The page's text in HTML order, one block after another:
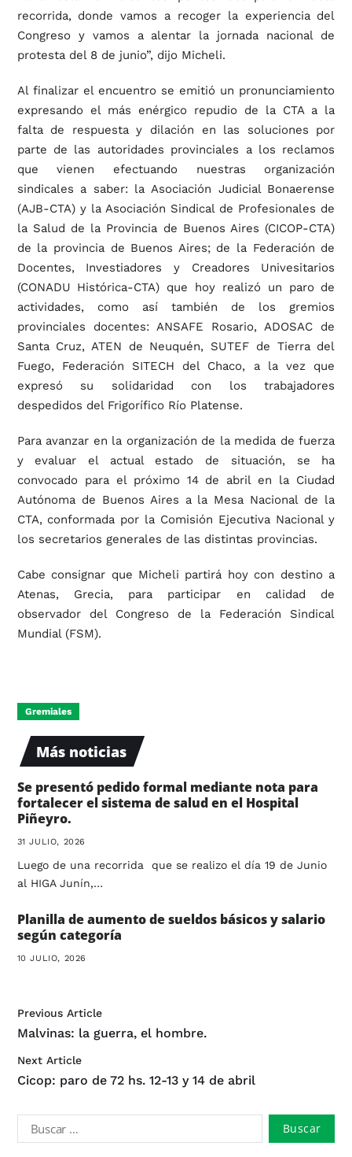
recorrida, donde vamos a recoger la experiencia del
Congreso y vamos a alentar la jornada nacional de
protesta del 8 de junio”, dijo Micheli.
Al finalizar el encuentro se emitió un pronunciamiento
expresando el más enérgico repudio de la CTA a la
falta de respuesta y dilación en las soluciones por
parte de las autoridades provinciales a los reclamos
que vienen efectuando nuestras organización
sindicales a saber: la Asociación Judicial Bonaerense
(AJB-CTA) y la Asociación Sindical de Profesionales de
la Salud de la Provincia de Buenos Aires (CICOP-CTA)
de la provincia de Buenos Aires; de la Federación de
Docentes, Investiadores y Creadores Univesitarios
(CONADU Histórica-CTA) que hoy realizó un paro de
actividades, como así también de los gremios
provinciales docentes: ANSAFE Rosario, ADOSAC de
Santa Cruz, ATEN de Neuquén, SUTEF de Tierra del
Fuego, Federación SITECH del Chaco, a la vez que
expresó su solidaridad con los trabajadores
despedidos del Frigorífico Río Platense.
Para avanzar en la organización de la medida de fuerza
y evaluar el actual estado de situación, se ha
convocado para el próximo 14 de abril en la Ciudad
Autónoma de Buenos Aires a la Mesa Nacional de la
CTA, conformada por la Comisión Ejecutiva Nacional y
los secretarios generales de las distintas provincias.
Cabe consignar que Micheli partirá hoy con destino a
Atenas, Grecia, para participar en calidad de
observador del Congreso de la Federación Sindical
Mundial (FSM).
Gremiales
Más noticias
Se presentó pedido formal mediante nota para
fortalecer el sistema de salud en el Hospital
Piñeyro.
31 JULIO, 2026
Luego de una recorrida que se realizo el día 19 de Junio
al HIGA Junín,…
Planilla de aumento de sueldos básicos y salario
según categoría
10 JULIO, 2026
Previous Article
Malvinas: la guerra, el hombre.
Next Article
Cicop: paro de 72 hs. 12-13 y 14 de abril